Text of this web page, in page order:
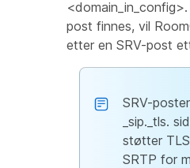
post finnes, vil
etter en SRV-post
SRV-
_sip._tls.
støtter
SRTP for